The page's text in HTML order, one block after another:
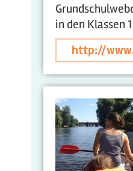
in den Klassen
http://